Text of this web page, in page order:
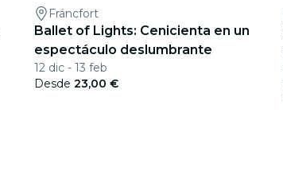
Fráncfort
Ballet of Lights: Cenicienta en un
espectáculo deslumbrante
12 dic - 13 feb
Desde 23,00 €